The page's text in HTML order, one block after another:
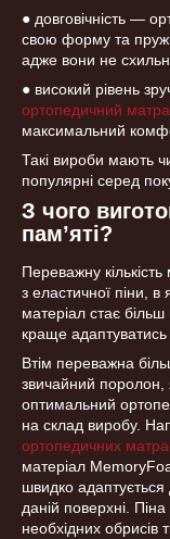
● довговічність —
свою форму та
адже вони не
● високий рівень
ортопедичний
максимальний
Такі вироби мають
популярні серед
З чого
пам’яті?
Переважну
з еластичної піни, в
матеріал стає
краще
Втім переважна
звичайний поролон,
оптимальний
на склад виробу.
ортопедичних
матеріал
швидко
даній поверхні.
необхідних обрисів